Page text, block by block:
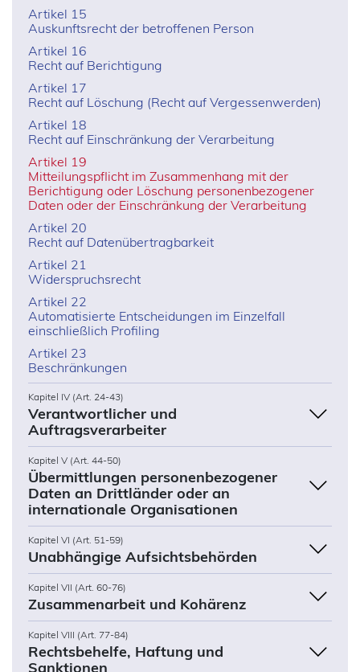
Artikel 15
Auskunftsrecht der betroffenen Person
Artikel 16
Recht auf Berichtigung
Artikel 17
Recht auf Löschung (Recht auf Vergessenwerden)
Artikel 18
Recht auf Einschränkung der Verarbeitung
Artikel 19
Mitteilungspflicht im Zusammenhang mit der
Berichtigung oder Löschung personenbezogener
Daten oder der Einschränkung der Verarbeitung
Artikel 20
Recht auf Datenübertragbarkeit
Artikel 21
Widerspruchsrecht
Artikel 22
Automatisierte Entscheidungen im Einzelfall
einschließlich Profiling
Artikel 23
Beschränkungen
Kapitel IV (Art. 24-43)
Verantwortlicher und
Auftragsverarbeiter
Kapitel V (Art. 44-50)
Übermittlungen personenbezogener
Daten an Drittländer oder an
internationale Organisationen
Kapitel VI (Art. 51-59)
Unabhängige Aufsichtsbehörden
Kapitel VII (Art. 60-76)
Zusammenarbeit und Kohärenz
Kapitel VIII (Art. 77-84)
Rechtsbehelfe, Haftung und
Sanktionen